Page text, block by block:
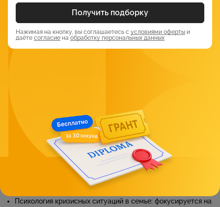
Психология семейных пар: изучает взаимоотношения
между супругами, их взаимодействие и способы
Возрастная психология в контексте семьи: исследует, как
возрастные изменения влияют на семейные отношения и
Психология детско-родительских отношений: изучает
взаимодействие между родителями и детьми, а также
влияние этого взаимодействия на развитие ребенка.
Психология развода и постразводных отношений:
посвящен изучению процессов, связанных с разводом, и
их влиянию на всех членов семьи, а также методам
адаптации к новым условиям жизни.
Психология кризисных ситуаций в семье: фокусируется на
Получить подборку
Нажимая на кнопку, вы соглашаетесь с условиями оферты и
даёте согласие наобработку персональных данных